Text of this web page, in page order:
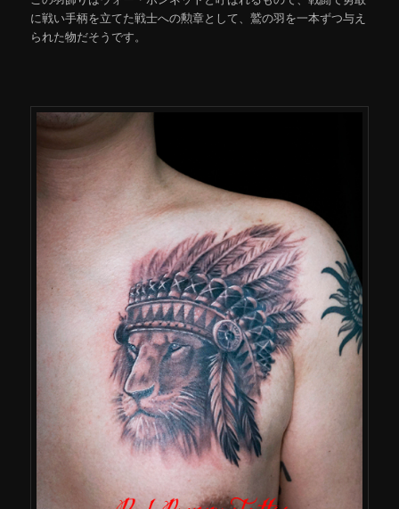
に戦い手柄を立てた戦士への勲章として、鷲の羽を一本ずつ与え
られた物だそうです。